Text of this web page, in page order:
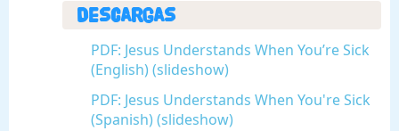
Descargas
PDF: Jesus Understands When You’re Sick
(English) (slideshow)
PDF: Jesus Understands When You're Sick
(Spanish) (slideshow)